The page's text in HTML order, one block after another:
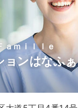
ａｍｉｌｌｅ
ョンはなふぁ